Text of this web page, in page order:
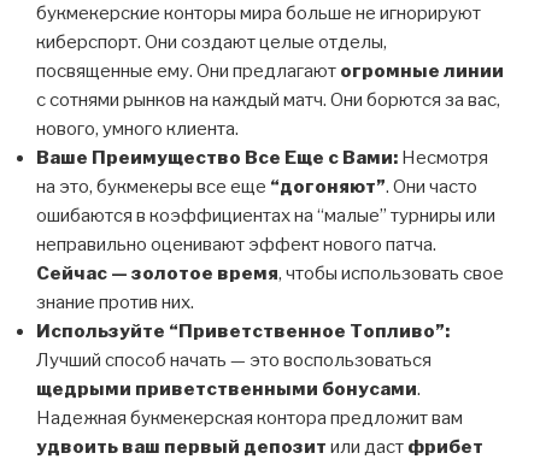
букмекерские конторы мира больше не игнорируют
киберспорт. Они создают целые отделы,
посвященные ему. Они предлагают огромные линии
с сотнями рынков на каждый матч. Они борются за вас,
нового, умного клиента.
Ваше Преимущество Все Еще с Вами: Несмотря
на это, букмекеры все еще “догоняют”. Они часто
ошибаются в коэффициентах на “малые” турниры или
неправильно оценивают эффект нового патча.
Сейчас — золотое время, чтобы использовать свое
знание против них.
Используйте “Приветственное Топливо”:
Лучший способ начать — это воспользоваться
щедрыми приветственными бонусами.
Надежная букмекерская контора предложит вам
удвоить ваш первый депозит или даст фрибет